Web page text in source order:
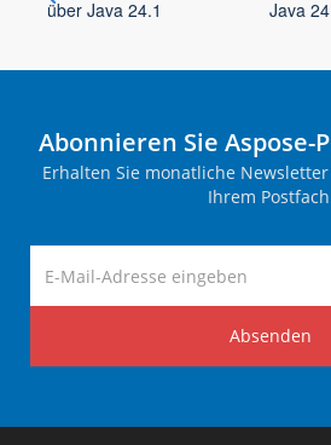
über Java 24.1
Java
Abonnieren Sie Aspose-
Erhalten Sie monatliche
Ihrem
Absenden